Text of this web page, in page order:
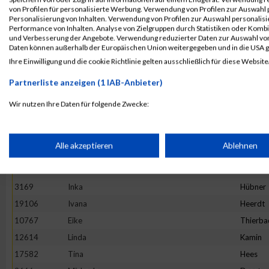
13982
Maria Ivanova
16781
Stefanie Prehm
11527
Rebecca
20265
Kinga
18782
Stephanie
10325
Ano Nym
Natalie
3169
Inka Hübner
19106
Ivana Heerdt
10767
Eike
12614
Linda Kamin
17582
Tina Hees
von Profilen für personalisierte Werbung. Verwendung von Profilen zur
Personalisierung von Inhalten. Verwendung von Profilen zur Auswahl
Performance von Inhalten. Analyse von Zielgruppen durch Statistiken oder
und Verbesserung der Angebote. Verwendung reduzierter Daten zur Auswahl
Daten können außerhalb der Europäischen Union weitergegeben und in die USA
Ihre Einwilligung und die cookie Richtlinie gelten ausschließlich für diese
Partnerliste anzeigen (1 IAB-Anbieter)
Wir nutzen Ihre Daten für folgende Zwecke:
Speichern von oder Zugriff auf Informationen auf einem
Erstellung von Profilen für personalisierte Werbung
Verwendung von Profilen zur Auswahl personalisierter Werbung
Alle akzeptieren Ablehnen